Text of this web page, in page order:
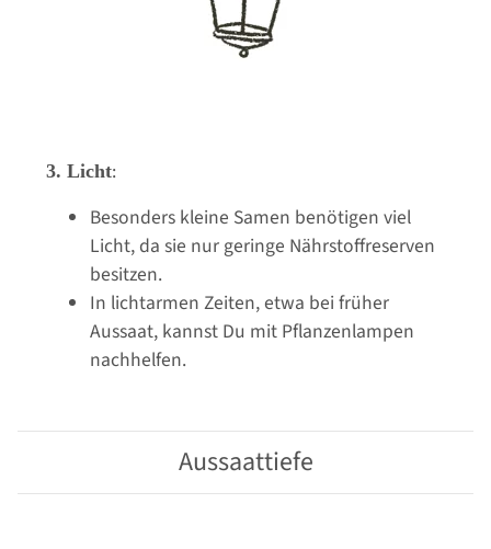
3. Licht:
Besonders kleine Samen benötigen viel
Licht, da sie nur geringe Nährstoffreserven
besitzen.
In lichtarmen Zeiten, etwa bei früher
Aussaat, kannst Du mit Pflanzenlampen
nachhelfen.
Aussaattiefe